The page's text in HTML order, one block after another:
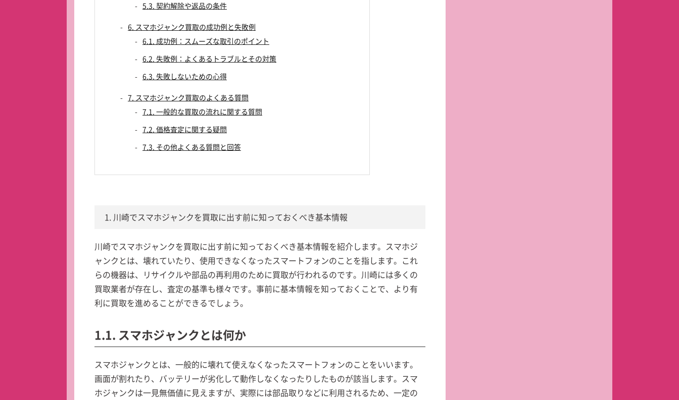
5.3. 契約解除や返品の条件
6. スマホジャンク買取の成功例と失敗例
6.1. 成功例：スムーズな取引のポイント
6.2. 失敗例：よくあるトラブルとその対策
6.3. 失敗しないための心得
7. スマホジャンク買取のよくある質問
7.1. 一般的な買取の流れに関する質問
7.2. 価格査定に関する疑問
7.3. その他よくある質問と回答
1. 川崎でスマホジャンクを買取に出す前に知っておくべき基本情報
川崎でスマホジャンクを買取に出す前に知っておくべき基本情報を紹介します。スマホジ
ャンクとは、壊れていたり、使用できなくなったスマートフォンのことを指します。これ
らの機器は、リサイクルや部品の再利用のために買取が行われるのです。川崎には多くの
買取業者が存在し、査定の基準も様々です。事前に基本情報を知っておくことで、より有
利に買取を進めることができるでしょう。
1.1. スマホジャンクとは何か
スマホジャンクとは、一般的に壊れて使えなくなったスマートフォンのことをいいます。
画面が割れたり、バッテリーが劣化して動作しなくなったりしたものが該当します。スマ
ホジャンクは一見無価値に見えますが、実際には部品取りなどに利用されるため、一定の